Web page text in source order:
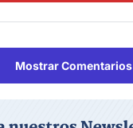
Mostrar Comentarios